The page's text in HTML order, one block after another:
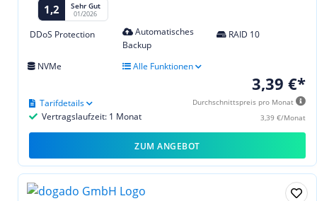
1,2 Sehr Gut
01/2026
DDoS Protection
Automatisches
Backup
RAID 10
NVMe Alle Funktionen
3,39 €*
Durchschnittspreis pro Monat
3,39 €/Monat
Vertragslaufzeit: 1 Monat
Tarifdetails
ZUM ANGEBOT